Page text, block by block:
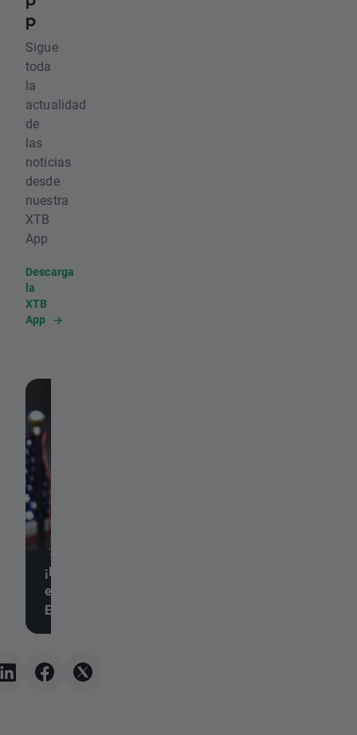
p
Sigue
toda
la
actualidad
de
las
noticias
desde
nuestra
XTB
App
Descarga
la
XTB
App
7 de agosto de 2026, 14:38
¡El informe de empleo NFP
es peor de lo esperado! 🚨
El EUR/USD se dispara 📈